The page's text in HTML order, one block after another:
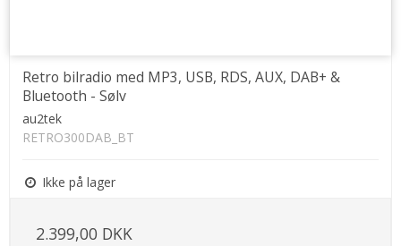
Retro bilradio med MP3, USB, RDS, AUX, DAB+ &
Bluetooth - Sølv
au2tek
RETRO300DAB_BT
Ikke på lager
2.399,00 DKK